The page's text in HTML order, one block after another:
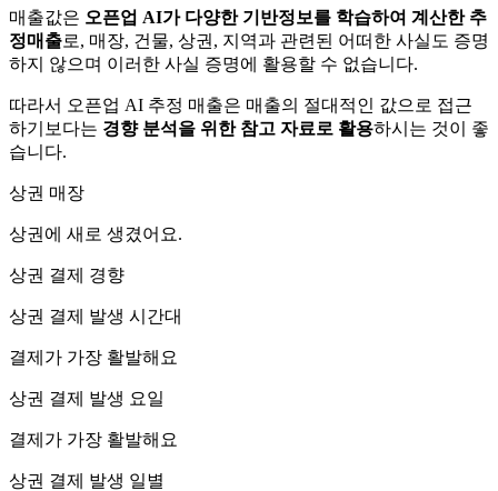
매출값은 오픈업 AI가 다양한 기반정보를 학습하여 계산한 추
정매출로, 매장, 건물, 상권, 지역과 관련된 어떠한 사실도 증명
하지 않으며 이러한 사실 증명에 활용할 수 없습니다.
따라서 오픈업 AI 추정 매출은 매출의 절대적인 값으로 접근
하기보다는 경향 분석을 위한 참고 자료로 활용하시는 것이 좋
습니다.
상권 매장
상권에 새로 생겼어요.
상권 결제 경향
상권 결제 발생 시간대
결제가 가장 활발해요
상권 결제 발생 요일
결제가 가장 활발해요
상권 결제 발생 일별